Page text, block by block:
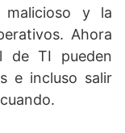
malicioso y la
Ahora
de TI pueden
e incluso salir